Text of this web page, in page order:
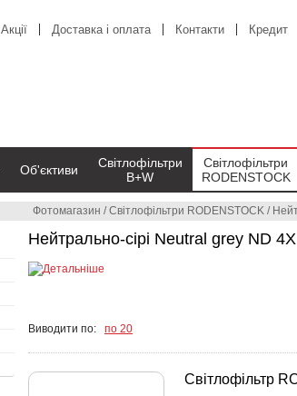
Фотомагазин /Світлофільтри RODENSTOCK /
Нейтрально-сірі Neutral grey ND 4X
Виводити по: по 20
Світлофільтр
Акції Доставка і оплата Контакти Кредит
Об'єктиви
Світлофільтри
B+W
Світлофільтри
RODENSTOCK